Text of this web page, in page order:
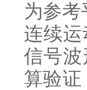
为参
连续
信号
算验